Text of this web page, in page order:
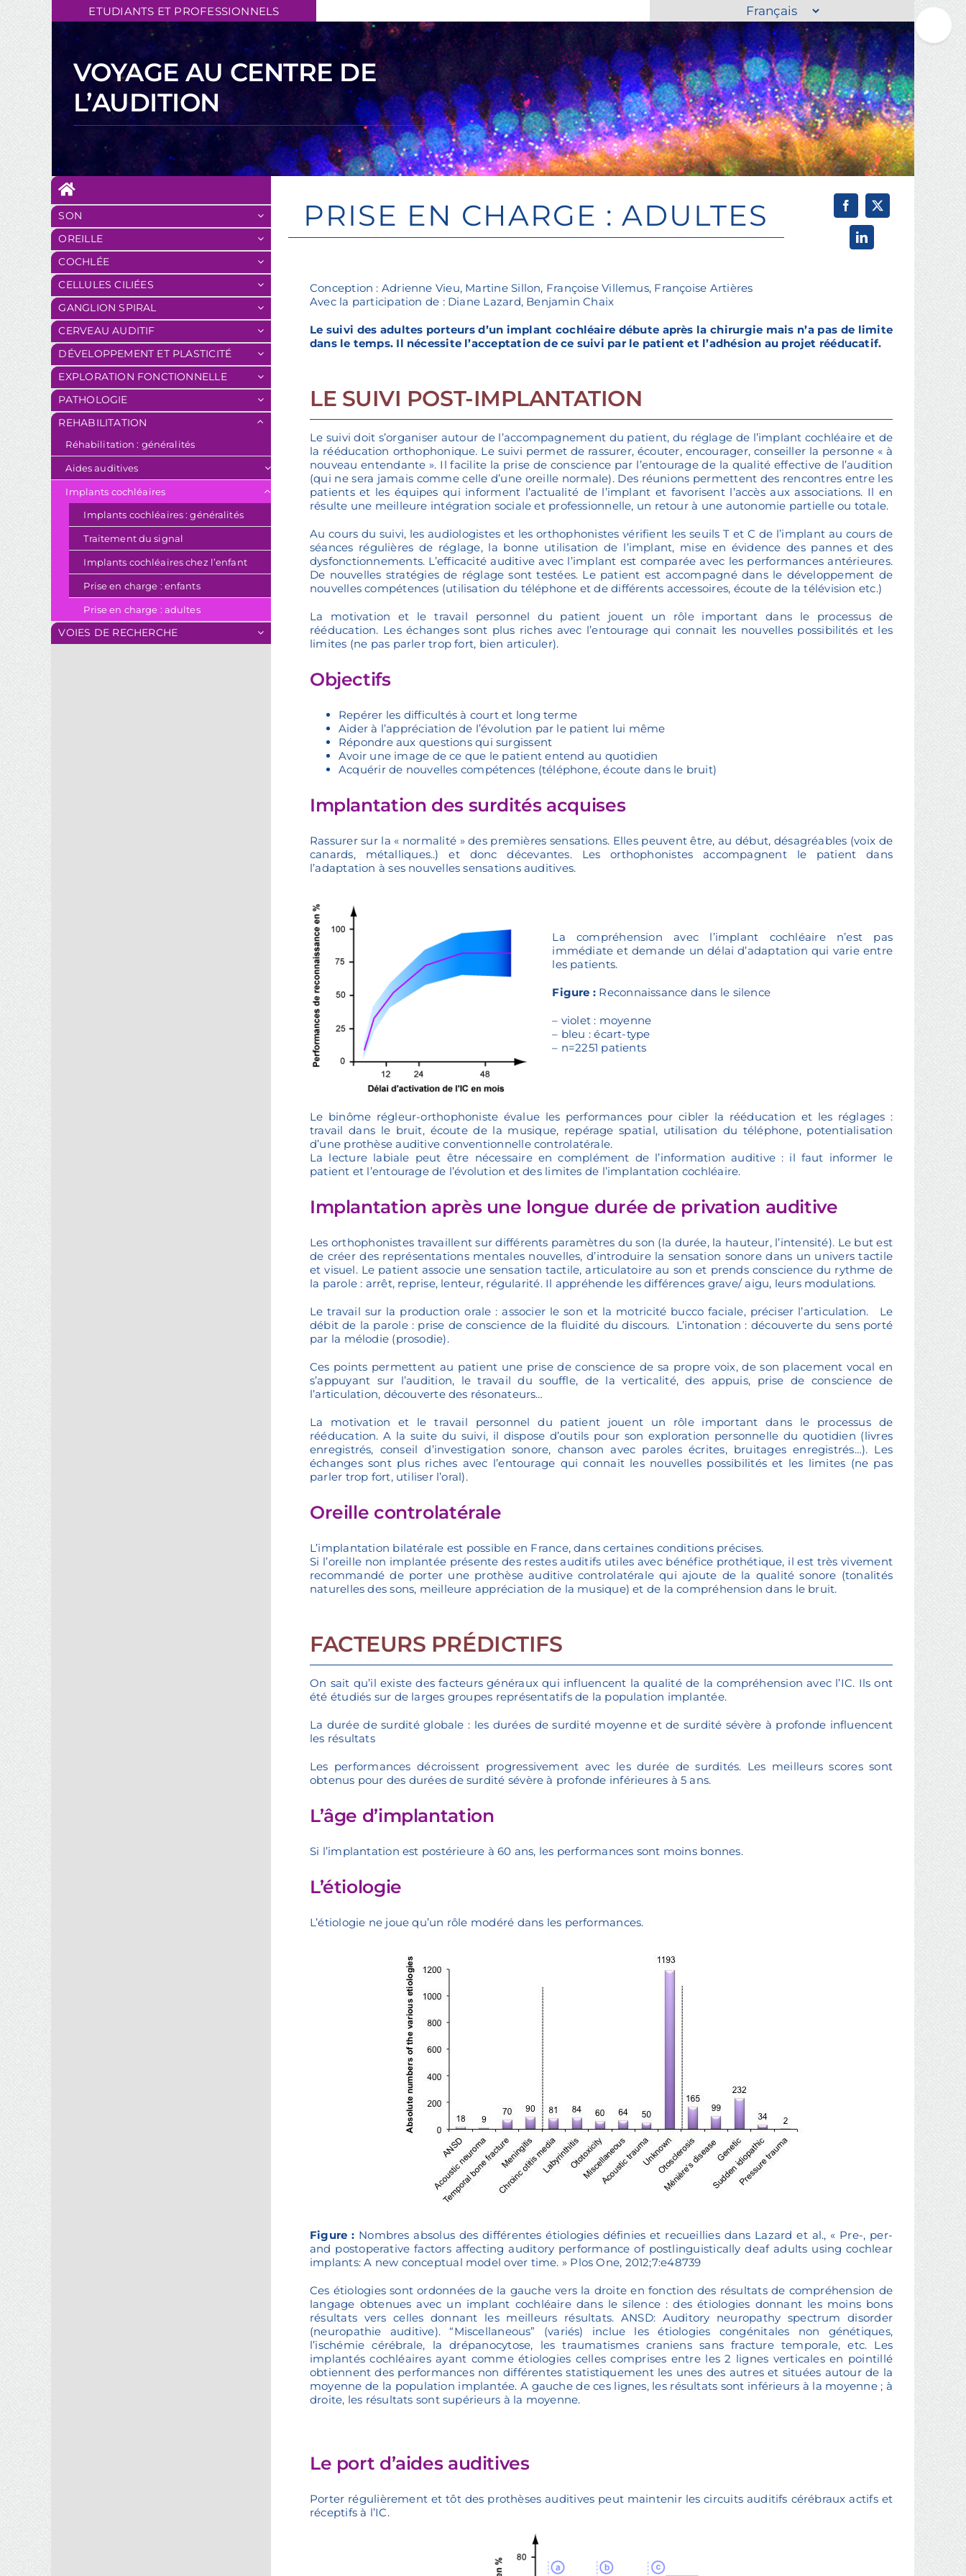
content
ETUDIANTS ET PROFESSIONNELS
Choisir
une
langue
VOYAGE AU CENTRE DE
L’AUDITION
SON
OREILLE
COCHLÉE
CELLULES CILIÉES
GANGLION SPIRAL
CERVEAU AUDITIF
DÉVELOPPEMENT ET PLASTICITÉ
EXPLORATION FONCTIONNELLE
PATHOLOGIE
REHABILITATION
Réhabilitation : généralités
Aides auditives
Implants cochléaires
Implants cochléaires : généralités
Traitement du signal
Implants cochléaires chez l’enfant
Prise en charge : enfants
Prise en charge : adultes
VOIES DE RECHERCHE
PRISE EN CHARGE : ADULTES
Conception : Adrienne Vieu, Martine Sillon, Françoise Villemus, Françoise Artières
Avec la participation de : Diane Lazard, Benjamin Chaix
Le suivi des adultes porteurs d’un implant cochléaire débute après la chirurgie mais n’a pas de limite
dans le temps. Il nécessite l’acceptation de ce suivi par le patient et l’adhésion au projet rééducatif.
LE SUIVI POST-IMPLANTATION
Le suivi doit s’organiser autour de l’accompagnement du patient, du réglage de l’implant cochléaire et de
la rééducation orthophonique. Le suivi permet de rassurer, écouter, encourager, conseiller la personne « à
nouveau entendante ». Il facilite la prise de conscience par l’entourage de la qualité effective de l’audition
(qui ne sera jamais comme celle d’une oreille normale). Des réunions permettent des rencontres entre les
patients et les équipes qui informent l’actualité de l’implant et favorisent l’accès aux associations. Il en
résulte une meilleure intégration sociale et professionnelle, un retour à une autonomie partielle ou totale.
Au cours du suivi, les audiologistes et les orthophonistes vérifient les seuils T et C de l’implant au cours de
séances régulières de réglage, la bonne utilisation de l’implant, mise en évidence des pannes et des
dysfonctionnements. L’efficacité auditive avec l’implant est comparée avec les performances antérieures.
De nouvelles stratégies de réglage sont testées. Le patient est accompagné dans le développement de
nouvelles compétences (utilisation du téléphone et de différents accessoires, écoute de la télévision etc.)
La motivation et le travail personnel du patient jouent un rôle important dans le processus de
rééducation. Les échanges sont plus riches avec l’entourage qui connait les nouvelles possibilités et les
limites (ne pas parler trop fort, bien articuler).
Objectifs
Repérer les difficultés à court et long terme
Aider à l’appréciation de l’évolution par le patient lui même
Répondre aux questions qui surgissent
Avoir une image de ce que le patient entend au quotidien
Acquérir de nouvelles compétences (téléphone, écoute dans le bruit)
Implantation des surdités acquises
Rassurer sur la « normalité » des premières sensations. Elles peuvent être, au début, désagréables (voix de
canards, métalliques..) et donc décevantes. Les orthophonistes accompagnent le patient dans
l’adaptation à ses nouvelles sensations auditives.
La compréhension avec l’implant cochléaire n’est pas
immédiate et demande un délai d’adaptation qui varie entre
les patients.
Figure : Reconnaissance dans le silence
– violet : moyenne
– bleu : écart-type
– n=2251 patients
Le binôme régleur-orthophoniste évalue les performances pour cibler la rééducation et les réglages :
travail dans le bruit, écoute de la musique, repérage spatial, utilisation du téléphone, potentialisation
d’une prothèse auditive conventionnelle controlatérale.
La lecture labiale peut être nécessaire en complément de l’information auditive : il faut informer le
patient et l’entourage de l’évolution et des limites de l’implantation cochléaire.
Implantation après une longue durée de privation auditive
Les orthophonistes travaillent sur différents paramètres du son (la durée, la hauteur, l’intensité). Le but est
de créer des représentations mentales nouvelles, d’introduire la sensation sonore dans un univers tactile
et visuel. Le patient associe une sensation tactile, articulatoire au son et prends conscience du rythme de
la parole : arrêt, reprise, lenteur, régularité. Il appréhende les différences grave/ aigu, leurs modulations.
Le travail sur la production orale : associer le son et la motricité bucco faciale, préciser l’articulation. Le
débit de la parole : prise de conscience de la fluidité du discours. L’intonation : découverte du sens porté
par la mélodie (prosodie).
Ces points permettent au patient une prise de conscience de sa propre voix, de son placement vocal en
s’appuyant sur l’audition, le travail du souffle, de la verticalité, des appuis, prise de conscience de
l’articulation, découverte des résonateurs…
La motivation et le travail personnel du patient jouent un rôle important dans le processus de
rééducation. A la suite du suivi, il dispose d’outils pour son exploration personnelle du quotidien (livres
enregistrés, conseil d’investigation sonore, chanson avec paroles écrites, bruitages enregistrés…). Les
échanges sont plus riches avec l’entourage qui connait les nouvelles possibilités et les limites (ne pas
parler trop fort, utiliser l’oral).
Oreille controlatérale
L’implantation bilatérale est possible en France, dans certaines conditions précises.
Si l’oreille non implantée présente des restes auditifs utiles avec bénéfice prothétique, il est très vivement
recommandé de porter une prothèse auditive controlatérale qui ajoute de la qualité sonore (tonalités
naturelles des sons, meilleure appréciation de la musique) et de la compréhension dans le bruit.
FACTEURS PRÉDICTIFS
On sait qu’il existe des facteurs généraux qui influencent la qualité de la compréhension avec l’IC. Ils ont
été étudiés sur de larges groupes représentatifs de la population implantée.
La durée de surdité globale : les durées de surdité moyenne et de surdité sévère à profonde influencent
les résultats
Les performances décroissent progressivement avec les durée de surdités. Les meilleurs scores sont
obtenus pour des durées de surdité sévère à profonde inférieures à 5 ans.
L’âge d’implantation
Si l’implantation est postérieure à 60 ans, les performances sont moins bonnes.
L’étiologie
L’étiologie ne joue qu’un rôle modéré dans les performances.
Figure : Nombres absolus des différentes étiologies définies et recueillies dans Lazard et al., « Pre-, per-
and postoperative factors affecting auditory performance of postlinguistically deaf adults using cochlear
implants: A new conceptual model over time. » Plos One, 2012;7:e48739
Ces étiologies sont ordonnées de la gauche vers la droite en fonction des résultats de compréhension de
langage obtenues avec un implant cochléaire dans le silence : des étiologies donnant les moins bons
résultats vers celles donnant les meilleurs résultats. ANSD: Auditory neuropathy spectrum disorder
(neuropathie auditive). “Miscellaneous” (variés) inclue les étiologies congénitales non génétiques,
l’ischémie cérébrale, la drépanocytose, les traumatismes craniens sans fracture temporale, etc. Les
implantés cochléaires ayant comme étiologies celles comprises entre les 2 lignes verticales en pointillé
obtiennent des performances non différentes statistiquement les unes des autres et situées autour de la
moyenne de la population implantée. A gauche de ces lignes, les résultats sont inférieurs à la moyenne ; à
droite, les résultats sont supérieurs à la moyenne.
Le port d’aides auditives
Porter régulièrement et tôt des prothèses auditives peut maintenir les circuits auditifs cérébraux actifs et
réceptifs à l’IC.
Toggle
Sliding
Bar
Area